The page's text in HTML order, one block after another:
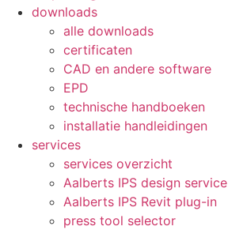
downloads
alle downloads
certificaten
CAD en andere software
EPD
technische handboeken
installatie handleidingen
services
services overzicht
Aalberts IPS design service
Aalberts IPS Revit plug-in
press tool selector